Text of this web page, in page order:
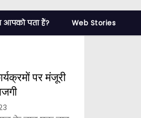
आपको पता हैं? Web Stories
पर मंजूरी